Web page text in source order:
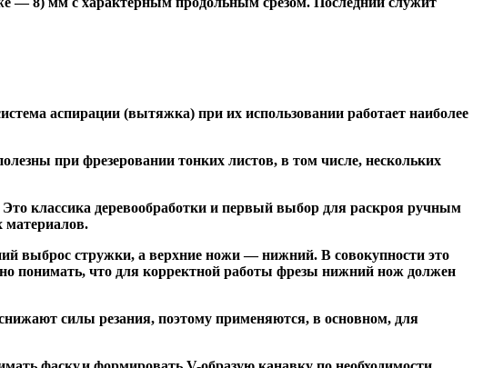
аспирации (вытяжка) при их использовании работает наиболее
при фрезеровании тонких листов, в том числе, нескольких
классика деревообработки и первый выбор для раскроя ручным
материалов.
выброс стружки, а верхние ножи — нижний. В совокупности это
понимать, что для корректной работы фрезы нижний нож должен
силы резания, поэтому применяются, в основном, для